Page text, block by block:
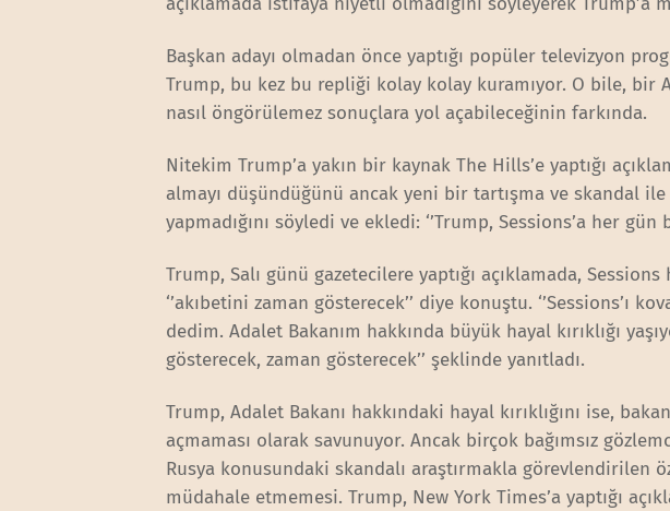
Başkan adayı olmadan önce yaptığı popüler televizyon
Trump, bu kez bu repliği kolay kolay kuramıyor. O bile, bir
nasıl öngörülemez sonuçlara yol açabileceğinin farkında.
Nitekim Trump’a yakın bir kaynak The Hills’e yaptığı
almayı düşündüğünü ancak yeni bir tartışma ve skandal
yapmadığını söyledi ve ekledi: ‘’Trump, Sessions’a her
Trump, Salı günü gazetecilere yaptığı açıklamada, Sessions
‘’akıbetini zaman gösterecek’’ diye konuştu. ‘’Sessions’ı
dedim. Adalet Bakanım hakkında büyük hayal kırıklığı
gösterecek, zaman gösterecek’’ şeklinde yanıtladı.
Trump, Adalet Bakanı hakkındaki hayal kırıklığını ise,
açmaması olarak savunuyor. Ancak birçok bağımsız
Rusya konusundaki skandalı araştırmakla görevlendirilen
müdahale etmemesi. Trump, New York Times’a yaptığı